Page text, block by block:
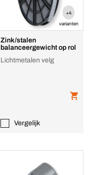
+4
varianten
Zink/stalen
balanceergewicht op rol
Lichtmetalen velg
Vergelijk